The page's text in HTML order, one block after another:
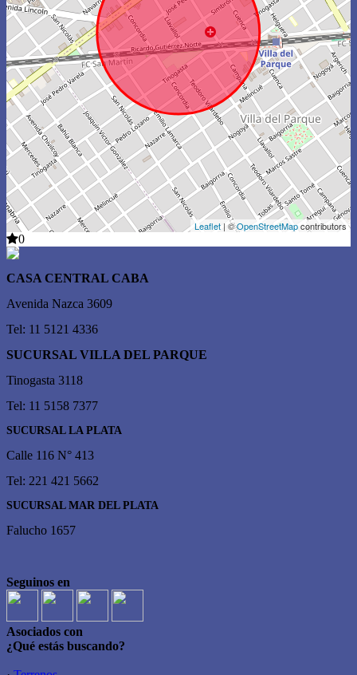
Leaflet | ©OpenStreetMapcontributors
0
CASA CENTRAL CABA
Avenida Nazca 3609
Tel: 11 5121 4336
SUCURSAL VILLA DEL PARQUE
Tinogasta 3118
Tel: 11 5158 7377
SUCURSAL LA PLATA
Calle 116 N° 413
Tel: 221 421 5662
SUCURSAL MAR DEL PLATA
Falucho 1657
Seguinos en
Asociados con
¿Qué estás buscando?